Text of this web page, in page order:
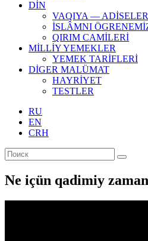
DİN
VAQIYA — ADİSELER
İSLÂMNI
QIRIM CAMİLERİ
MİLLİY YEMEKLER
YEMEK TARİFLERİ
DİGER MALÜMAT
HAYRİYET
TESTLER
RU
EN
CRH
Ne içün qadimiy